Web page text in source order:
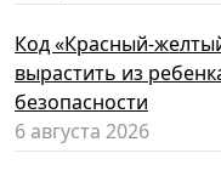
Код «Красный-
вырастить из
безопасности
6 августа 2026